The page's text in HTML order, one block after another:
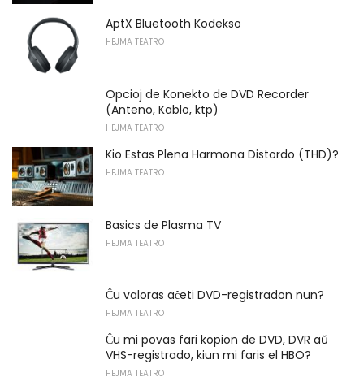
AptX Bluetooth Kodekso
HEJMA TEATRO
Opcioj de Konekto de DVD Recorder
(Anteno, Kablo, ktp)
HEJMA TEATRO
Kio Estas Plena Harmona Distordo (THD)?
HEJMA TEATRO
Basics de Plasma TV
HEJMA TEATRO
Ĉu valoras aĉeti DVD-registradon nun?
HEJMA TEATRO
Ĉu mi povas fari kopion de DVD, DVR aŭ
VHS-registrado, kiun mi faris el HBO?
HEJMA TEATRO